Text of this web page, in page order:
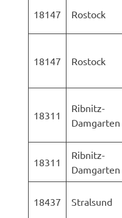
18147 Rostock
18147 Rostock
18311
Ribnitz-
Damgarten
18311
Ribnitz-
Damgarten
18437 Stralsund